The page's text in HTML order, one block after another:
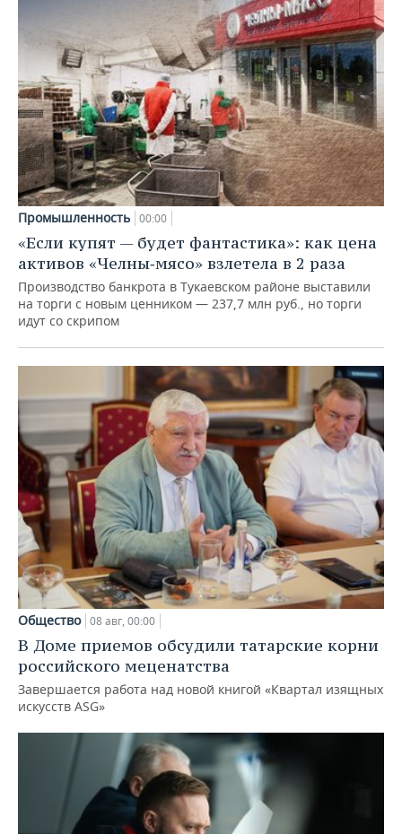
Промышленность 00:00
«Если купят — будет фантастика»: как цена
активов «Челны‑мясо» взлетела в 2 раза
Производство банкрота в Тукаевском районе выставили
на торги с новым ценником — 237,7 млн руб., но торги
идут со скрипом
Общество 08 авг, 00:00
В Доме приемов обсудили татарские корни
российского меценатства
Завершается работа над новой книгой «Квартал изящных
искусств ASG»